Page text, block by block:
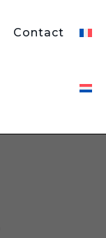
Contact